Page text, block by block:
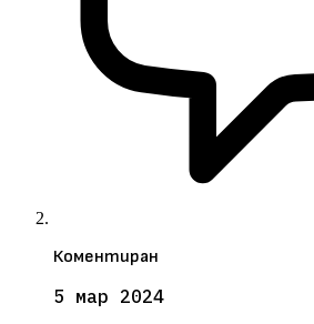
Коментиран
5 мар 2024